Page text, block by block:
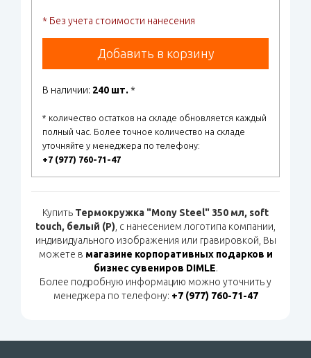
* Без учета стоимости нанесения
Добавить в корзину
В наличии: 240 шт. *
* количество остатков на складе обновляется каждый
полный час. Более точное количество на складе
уточняйте у менеджера по телефону:
+7 (977) 760-71-47
Купить Термокружка "Mony Steel" 350 мл, soft
touch, белый (P) , с нанесением логотипа компании,
индивидуального изображения или гравировкой, Вы
можете в магазине корпоративных подарков и
бизнес сувениров DIMLE.
Более подробную информацию можно уточнить у
менеджера по телефону: +7 (977) 760-71-47